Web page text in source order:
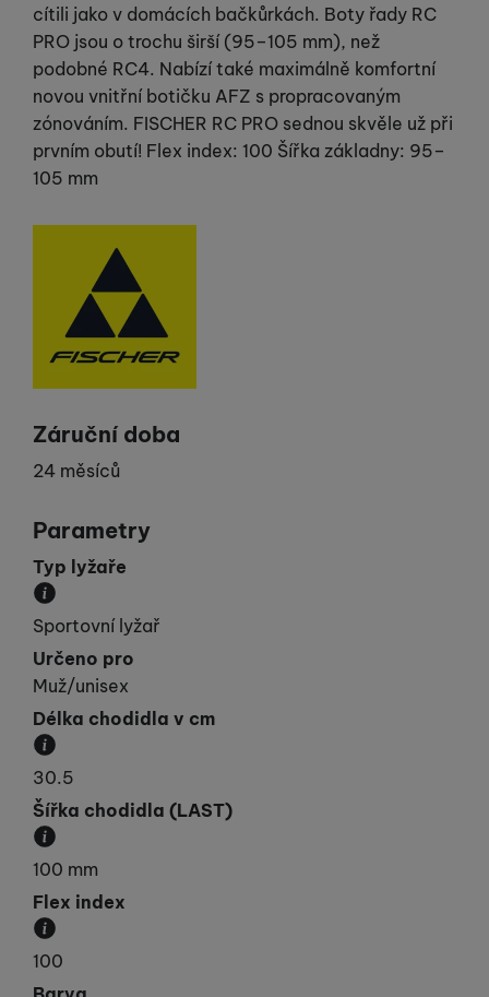
cítili jako v domácích bačkůrkách. Boty řady RC
PRO jsou o trochu širší (95–105 mm), než
podobné RC4. Nabízí také maximálně komfortní
novou vnitřní botičku AFZ s propracovaným
zónováním. FISCHER RC PRO sednou skvěle už při
prvním obutí! Flex index: 100 Šířka základny: 95–
105 mm
Záruční doba
24 měsíců
Parametry
Typ lyžaře
Udává vaší „výkonnost“.
Sportovní lyžař
Určeno pro
Muž/unisex
Délka chodidla v cm
Délka chodidla v cm.
30.5
Šířka chodidla (LAST)
Jak máte široké chodidlo v oblasti prstů.
100 mm
Flex index
Stupnice tuhosti lyžařské boty.
100